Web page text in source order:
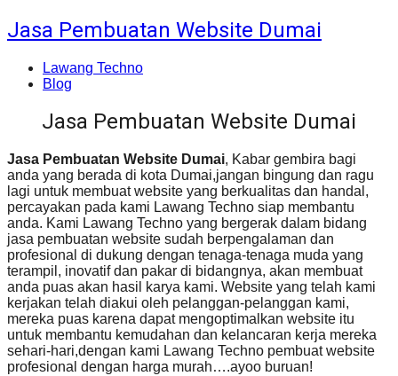
Jasa Pembuatan Website Dumai
Lawang Techno
Blog
Jasa Pembuatan Website Dumai
Jasa Pembuatan Website Dumai, Kabar gembira bagi
anda yang berada di kota Dumai,jangan bingung dan ragu
lagi untuk membuat website yang berkualitas dan handal,
percayakan pada kami Lawang Techno siap membantu
anda. Kami Lawang Techno yang bergerak dalam bidang
jasa pembuatan website sudah berpengalaman dan
profesional di dukung dengan tenaga-tenaga muda yang
terampil, inovatif dan pakar di bidangnya, akan membuat
anda puas akan hasil karya kami. Website yang telah kami
kerjakan telah diakui oleh pelanggan-pelanggan kami,
mereka puas karena dapat mengoptimalkan website itu
untuk membantu kemudahan dan kelancaran kerja mereka
sehari-hari,dengan kami Lawang Techno pembuat website
profesional dengan harga murah….ayoo buruan!